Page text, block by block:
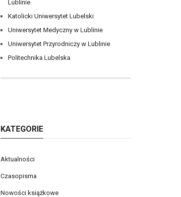
Lublinie
Katolicki Uniwersytet Lubelski
Uniwersytet Medyczny w Lublinie
Uniwersytet Przyrodniczy w Lublinie
Politechnika Lubelska
KATEGORIE
Aktualności
Czasopisma
Nowości książkowe